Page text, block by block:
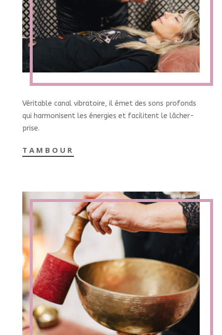
Véritable canal vibratoire, il émet des sons profonds
qui harmonisent les énergies et facilitent le lâcher-
prise.
TAMBOUR